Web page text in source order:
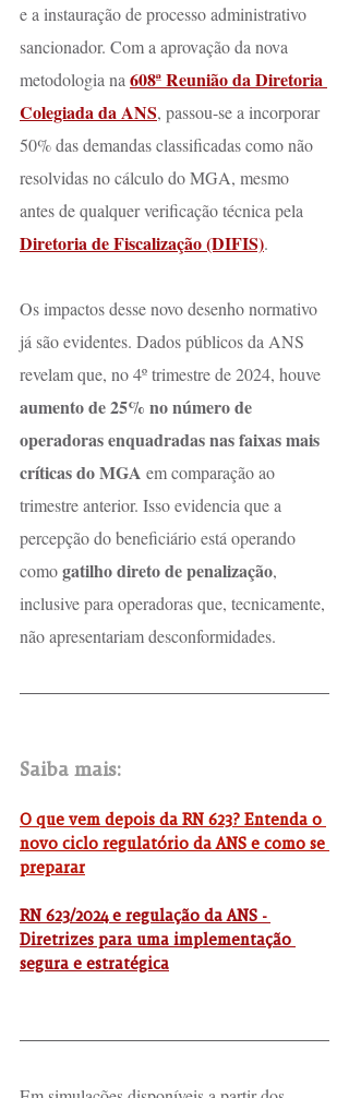
e a instauração de processo administrativo
sancionador. Com a aprovação da nova
metodologia na 608ª Reunião da Diretoria
Colegiada da ANS, passou-se a incorporar
50% das demandas classificadas como não
resolvidas no cálculo do MGA, mesmo
antes de qualquer verificação técnica pela
Diretoria de Fiscalização (DIFIS).
Os impactos desse novo desenho normativo
já são evidentes. Dados públicos da ANS
revelam que, no 4º trimestre de 2024, houve
aumento de 25% no número de
operadoras enquadradas nas faixas mais
críticas do MGA em comparação ao
trimestre anterior. Isso evidencia que a
percepção do beneficiário está operando
como gatilho direto de penalização,
inclusive para operadoras que, tecnicamente,
não apresentariam desconformidades.
Saiba mais:
O que vem depois da RN 623? Entenda o
novo ciclo regulatório da ANS e como se
preparar
RN 623/2024 e regulação da ANS -
Diretrizes para uma implementação
segura e estratégica